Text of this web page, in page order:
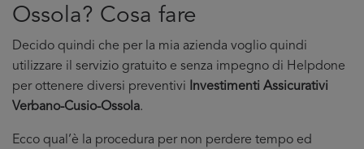
Ossola? Cosa fare
Decido quindi che per la mia azienda voglio quindi
utilizzare il servizio gratuito e senza impegno di Helpdone
per ottenere diversi preventivi
Investimenti Assicurativi
Verbano-Cusio-Ossola.
Ecco qual’è la procedura per non perdere tempo ed